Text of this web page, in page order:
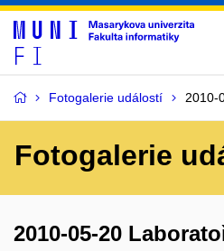
Fotogalerie událostí 2010-
Fotogalerie
2010-05-20